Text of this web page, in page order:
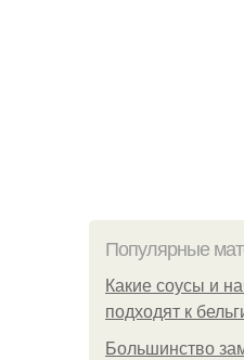
Популярные
Какие соусы и
подходят к
Большинство